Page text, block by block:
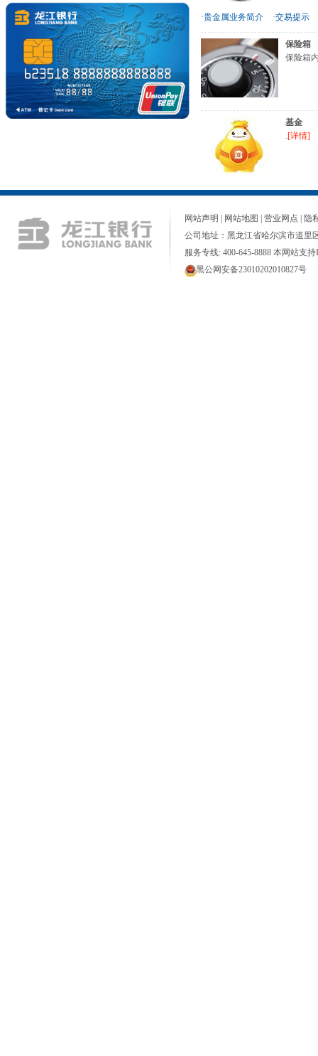
·贵金属业务简介 ·交易提示
保险箱
保险箱
基金
.[详情]
网站声明 网站地图 营业网点
隐
公司地址：黑龙江省哈尔滨市道里
服务专线: 400-645-8888 本网站支持
黑公网安备23010202010827号